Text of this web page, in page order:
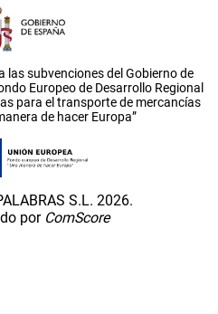
las subvenciones del Gobierno de
Europeo de Desarrollo Regional
para el transporte de mercancías
de hacer Europa”
S.L. 2026.
por ComScore